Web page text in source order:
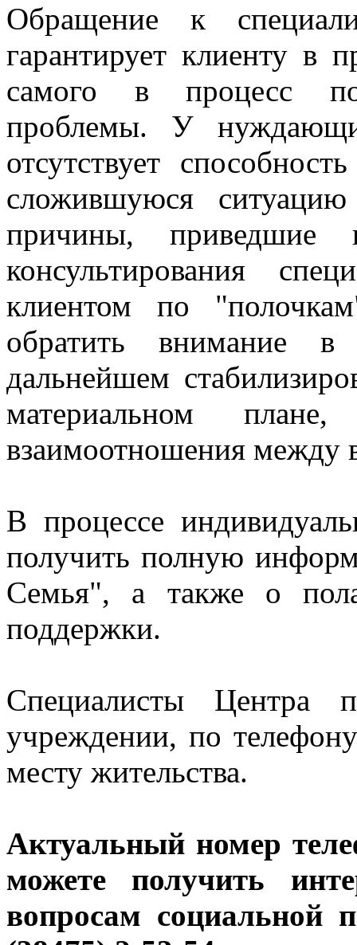
Обращение к
гарантирует клиенту в
самого в процесс
проблемы. У
отсутствует
сложившуюся
причины, приведшие
консультирования
клиентом по
обратить внимание
дальнейшем
материальном
взаимоотношения между
В процессе
получить полную
Семья", а также о
поддержки.
Специалисты Центра
учреждении, по
месту жительства.
Актуальный номер
можете получить
вопросам социальной